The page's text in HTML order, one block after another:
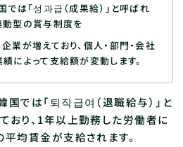
では「성과급（成果給）」と呼ばれ
型の賞与制度を
業が増えており、個人・部門・会社
によって支給額が変動します。
では「퇴직급여（退職給与）」と
おり、1年以上勤務した労働者に
均賃金が支給されます。